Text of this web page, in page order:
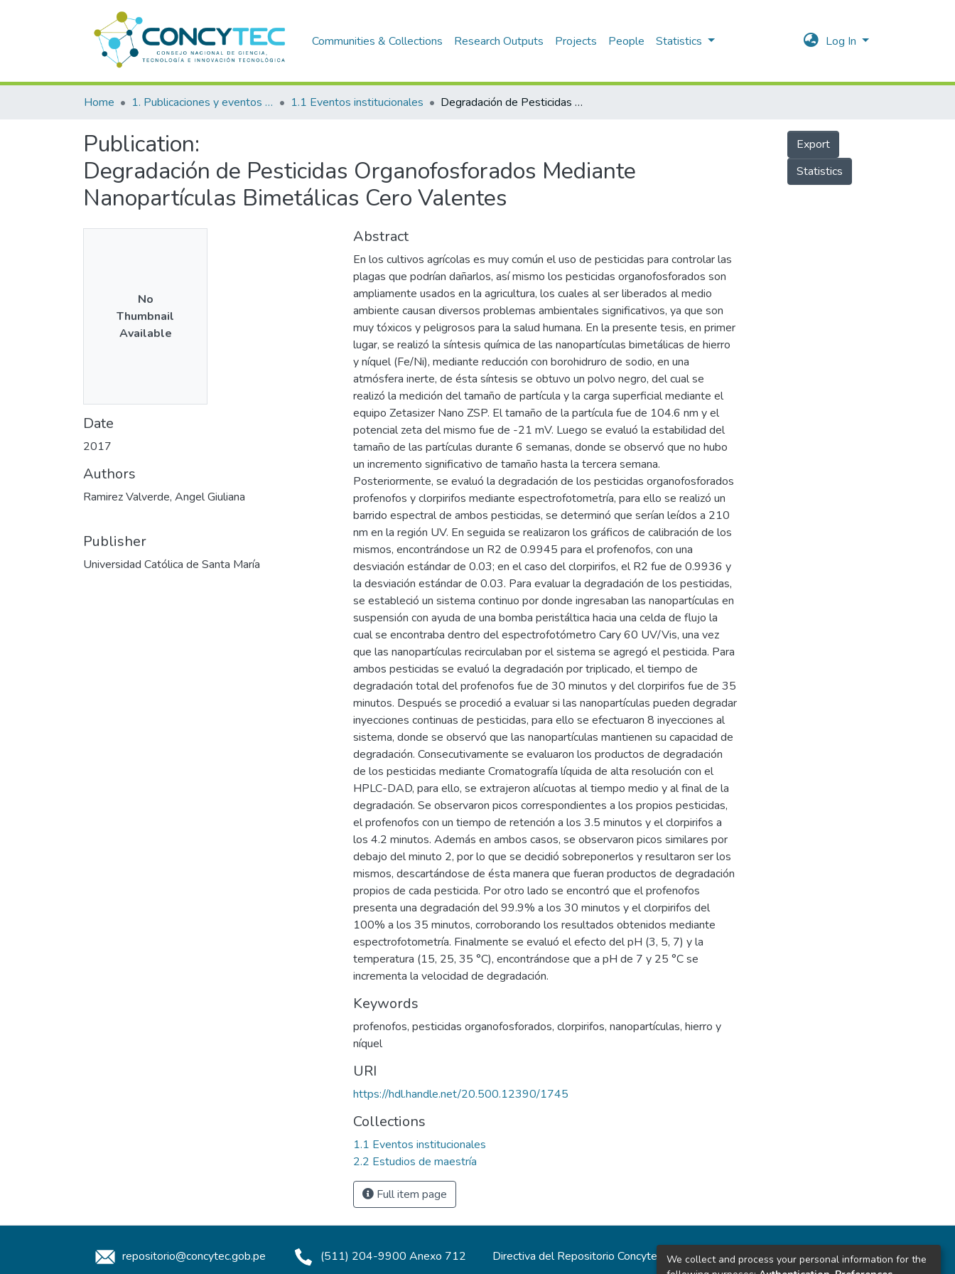
Communities & Collections Research Outputs Projects People Statistics Log In
Home 1. Publicaciones y eventos institucionales 1.1 Eventos institucionales Degradación de Pesticidas Organofosforados Mediante Nanopartículas Bimetálicas Cero Valentes
Publication:
Degradación de Pesticidas Organofosforados Mediante
Nanopartículas Bimetálicas Cero Valentes
Export
Statistics
No
Thumbnail
Available
Date
2017
Authors
Ramirez Valverde, Angel Giuliana
Publisher
Universidad Católica de Santa María
Abstract
En los cultivos agrícolas es muy común el uso de pesticidas para controlar las
plagas que podrían dañarlos, así mismo los pesticidas organofosforados son
ampliamente usados en la agricultura, los cuales al ser liberados al medio
ambiente causan diversos problemas ambientales significativos, ya que son
muy tóxicos y peligrosos para la salud humana. En la presente tesis, en primer
lugar, se realizó la síntesis química de las nanopartículas bimetálicas de hierro
y níquel (Fe/Ni), mediante reducción con borohidruro de sodio, en una
atmósfera inerte, de ésta síntesis se obtuvo un polvo negro, del cual se
realizó la medición del tamaño de partícula y la carga superficial mediante el
equipo Zetasizer Nano ZSP. El tamaño de la partícula fue de 104.6 nm y el
potencial zeta del mismo fue de -21 mV. Luego se evaluó la estabilidad del
tamaño de las partículas durante 6 semanas, donde se observó que no hubo
un incremento significativo de tamaño hasta la tercera semana.
Posteriormente, se evaluó la degradación de los pesticidas organofosforados
profenofos y clorpirifos mediante espectrofotometría, para ello se realizó un
barrido espectral de ambos pesticidas, se determinó que serían leídos a 210
nm en la región UV. En seguida se realizaron los gráficos de calibración de los
mismos, encontrándose un R2 de 0.9945 para el profenofos, con una
desviación estándar de 0.03; en el caso del clorpirifos, el R2 fue de 0.9936 y
la desviación estándar de 0.03. Para evaluar la degradación de los pesticidas,
se estableció un sistema continuo por donde ingresaban las nanopartículas en
suspensión con ayuda de una bomba peristáltica hacia una celda de flujo la
cual se encontraba dentro del espectrofotómetro Cary 60 UV/Vis, una vez
que las nanopartículas recirculaban por el sistema se agregó el pesticida. Para
ambos pesticidas se evaluó la degradación por triplicado, el tiempo de
degradación total del profenofos fue de 30 minutos y del clorpirifos fue de 35
minutos. Después se procedió a evaluar si las nanopartículas pueden degradar
inyecciones continuas de pesticidas, para ello se efectuaron 8 inyecciones al
sistema, donde se observó que las nanopartículas mantienen su capacidad de
degradación. Consecutivamente se evaluaron los productos de degradación
de los pesticidas mediante Cromatografía líquida de alta resolución con el
HPLC-DAD, para ello, se extrajeron alícuotas al tiempo medio y al final de la
degradación. Se observaron picos correspondientes a los propios pesticidas,
el profenofos con un tiempo de retención a los 3.5 minutos y el clorpirifos a
los 4.2 minutos. Además en ambos casos, se observaron picos similares por
debajo del minuto 2, por lo que se decidió sobreponerlos y resultaron ser los
mismos, descartándose de ésta manera que fueran productos de degradación
propios de cada pesticida. Por otro lado se encontró que el profenofos
presenta una degradación del 99.9% a los 30 minutos y el clorpirifos del
100% a los 35 minutos, corroborando los resultados obtenidos mediante
espectrofotometría. Finalmente se evaluó el efecto del pH (3, 5, 7) y la
temperatura (15, 25, 35 °C), encontrándose que a pH de 7 y 25 °C se
incrementa la velocidad de degradación.
Keywords
profenofos, pesticidas organofosforados, clorpirifos, nanopartículas, hierro y
níquel
URI
https://hdl.handle.net/20.500.12390/1745
Collections
1.1 Eventos institucionales
2.2 Estudios de maestría
Full item page
repositorio@concytec.gob.pe (511) 204-9900 Anexo 712 Directiva del Repositorio Concytec Estadísticas del sitio
We collect and process your personal information for the